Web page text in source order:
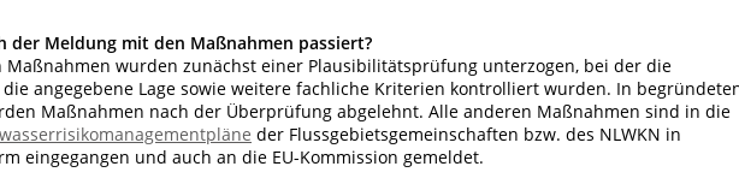
der Meldung mit den Maßnahmen passiert?
Maßnahmen wurden zunächst einer Plausibilitätsprüfung unterzogen, bei der die
angegebene Lage sowie weitere fachliche Kriterien kontrolliert wurden. In
Maßnahmen nach der Überprüfung abgelehnt. Alle anderen Maßnahmen sind in die
der Flussgebietsgemeinschaften bzw. des NLWKN in
eingegangen und auch an die EU-Kommission gemeldet.